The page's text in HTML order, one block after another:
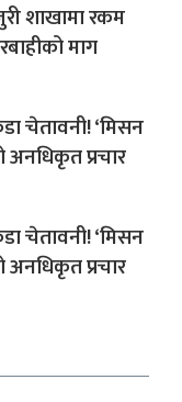
शाखामा रकम
माग
चेतावनी! ‘मिसन
अनधिकृत प्रचार
चेतावनी! ‘मिसन
अनधिकृत प्रचार